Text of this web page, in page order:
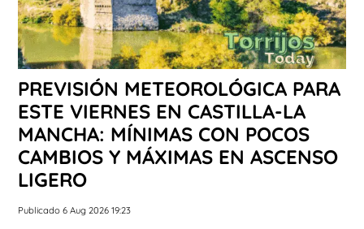
PREVISIÓN METEOROLÓGICA PARA
ESTE VIERNES EN CASTILLA-LA
MANCHA: MÍNIMAS CON POCOS
CAMBIOS Y MÁXIMAS EN ASCENSO
LIGERO
Publicado 6 Aug 2026 19:23